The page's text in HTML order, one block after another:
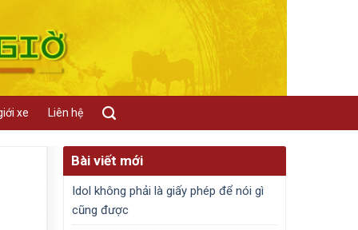
xe Liên hệ
Bài viết mới
Idol không phải là giấy phép để nói gì
cũng được